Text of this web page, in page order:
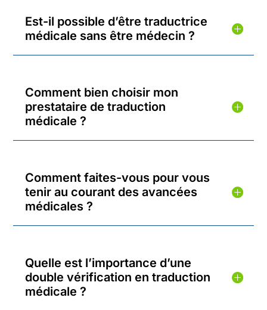
Est-il possible d’être traductrice
médicale sans être médecin ?
Comment bien choisir mon
prestataire de traduction
médicale ?
Comment faites-vous pour vous
tenir au courant des avancées
médicales ?
Quelle est l’importance d’une
double vérification en traduction
médicale ?